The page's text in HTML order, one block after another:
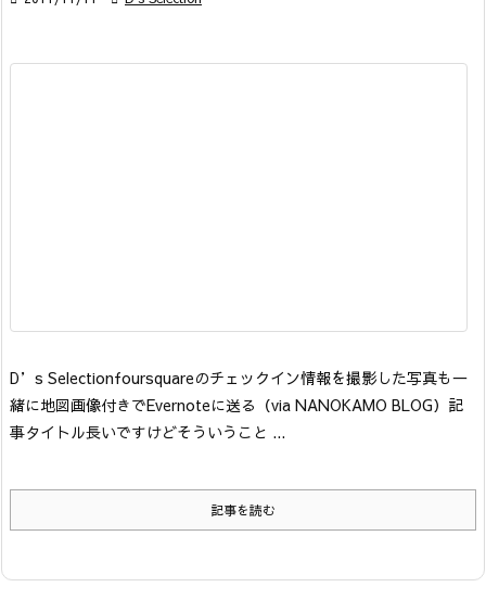
D’s Selectionfoursquareのチェックイン情報を撮影した写真も一
緒に地図画像付きでEvernoteに送る （via NANOKAMO BLOG） 記
事タイトル長いですけどそういうこと ...
記事を読む